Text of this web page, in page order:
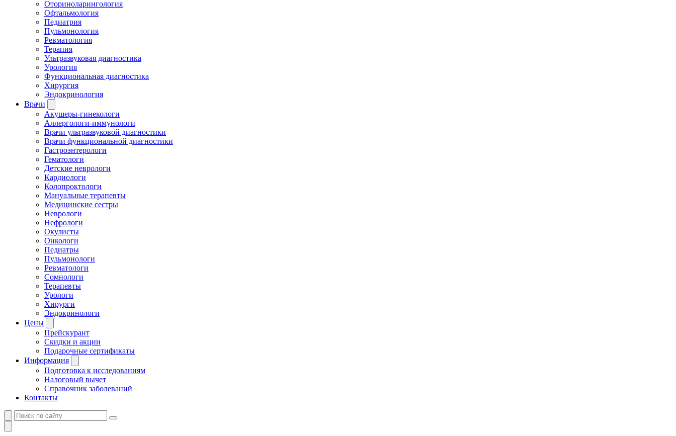
Оториноларингология
Офтальмология
Педиатрия
Пульмонология
Ревматология
Терапия
Ультразвуковая диагностика
Урология
Функциональная диагностика
Хирургия
Эндокринология
Врачи
Акушеры-гинекологи
Аллергологи-иммунологи
Врачи ультразвуковой диагностики
Врачи функциональной диагностики
Гастроэнтерологи
Гематологи
Детские неврологи
Кардиологи
Колопроктологи
Мануальные терапевты
Медицинские сестры
Неврологи
Нефрологи
Окулисты
Онкологи
Педиатры
Пульмонологи
Ревматологи
Сомнологи
Терапевты
Урологи
Хирурги
Эндокринологи
Цены
Прейскурант
Скидки и акции
Подарочные сертификаты
Информация
Подготовка к исследованиям
Налоговый вычет
Справочник заболеваний
Контакты